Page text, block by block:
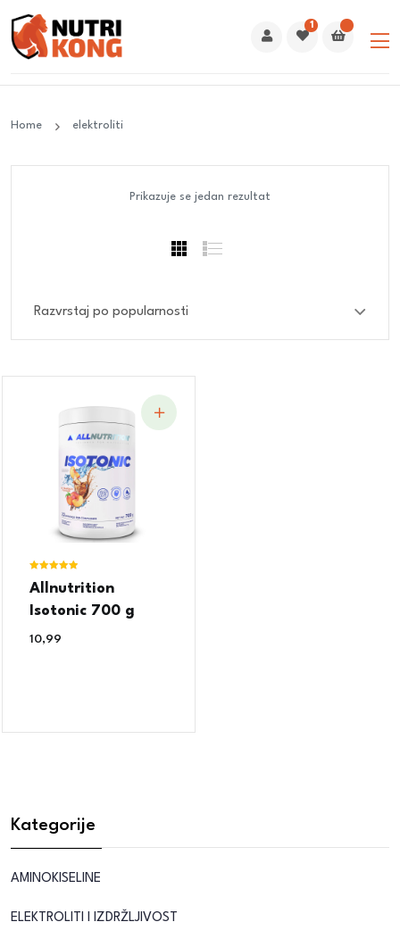
1
Home elektroliti
Prikazuje se jedan rezultat
5.00
Allnutrition
Isotonic 700 g
10,99
Kategorije
AMINOKISELINE
ELEKTROLITI I IZDRŽLJIVOST